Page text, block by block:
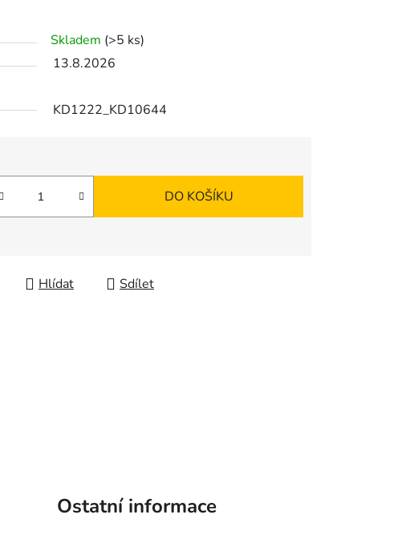
Skladem (>5 ks)
13.8.2026
KD1222_KD10644
DO KOŠÍKU
Hlídat Sdílet
Ostatní informace